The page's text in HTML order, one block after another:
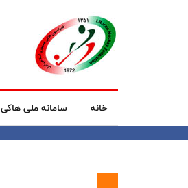
خانه سامانه ملی هاکی